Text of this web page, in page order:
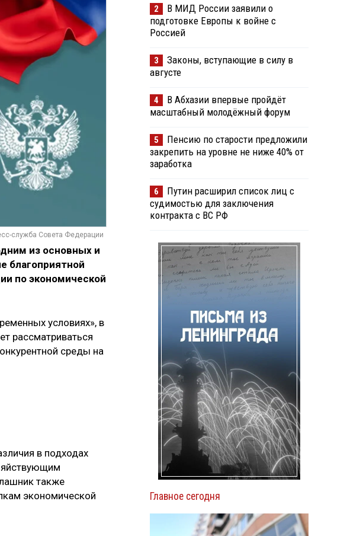
служба Совета Федерации
из основных и
благоприятной
по экономической
условиях», в
рассматриваться
среды на
в подходах
также
экономической
2
В МИД России заявили о
подготовке Европы к войне с
Россией
3
Законы, вступающие в силу в
августе
4
В Абхазии впервые пройдёт
масштабный молодёжный форум
5
Пенсию по старости предложили
закрепить на уровне не ниже 40% от
заработка
6
Путин расширил список лиц с
судимостью для заключения
контракта с ВС РФ
Главное сегодня